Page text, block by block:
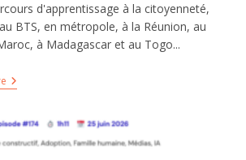
d'apprentissage à la citoyenneté,
BTS, en métropole, à la Réunion, au
à Madagascar et au Togo...